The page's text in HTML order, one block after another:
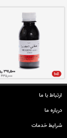
ارتباط با ما
درباره ما
شرایط خدمات